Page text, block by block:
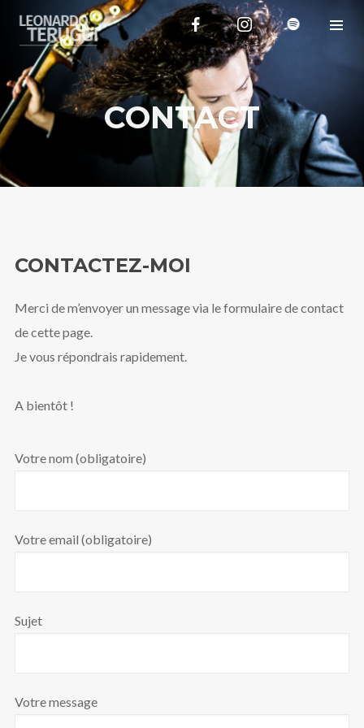
CONTACT
CONTACTEZ-MOI
Merci de m’envoyer un message via le formulaire de contact
de cette page.
Je vous répondrais rapidement.
A bientôt !
Votre nom (obligatoire)
Votre email (obligatoire)
Sujet
Votre message